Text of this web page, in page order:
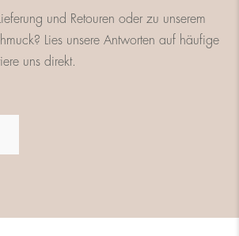
und Retouren oder zu unserem
Lies unsere Antworten auf häufige
uns direkt.